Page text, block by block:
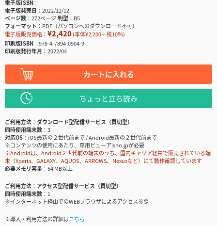
電子版ISBN
電子版発売日
2022/12/12
ページ数
272ページ判型
B5
フォーマット
PDF（パソコンへのダウンロード不可）
電子版販売価格： ¥2,420(本体¥2,200＋税10％)
印刷版ISBN
978-4-7894-0904-9
印刷版発行年月
2022/04
カートに入れる
ちょっと立ち読み
ご利用方法
ダウンロード型配信サービス（買切型）
同時使用端末数
3
対応OS
iOS最新の２世代前まで / Android最新の２世代前まで
※コンテンツの使用にあたり、専用ビューアisho.jpが必要
※Androidは、Android２世代前の端末のうち、国内キャリア経由で販売されている端
末（Xperia、GALAXY、AQUOS、ARROWS、Nexusなど）にて動作確認しています
必要メモリ容量
54 MB以上
ご利用方法
アクセス型配信サービス（買切型）
同時使用端末数
1
※インターネット経由でのWEBブラウザによるアクセス参照
※導入・利用方法の詳細はこちら